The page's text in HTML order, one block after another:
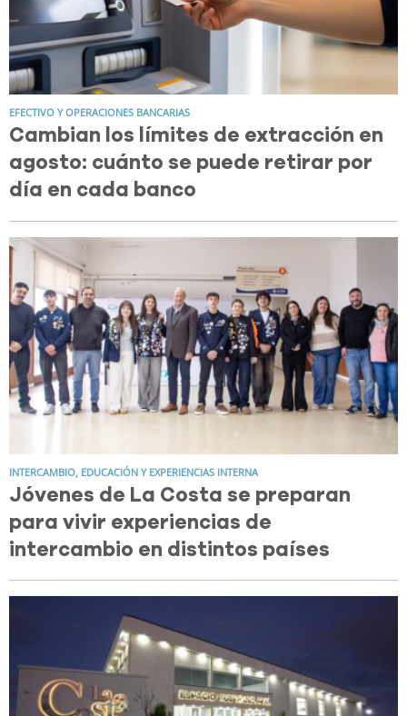
EFECTIVO Y OPERACIONES BANCARIAS
Cambian los límites de extracción en
agosto: cuánto se puede retirar por
día en cada banco
INTERCAMBIO, EDUCACIÓN Y EXPERIENCIAS INTERNA
Jóvenes de La Costa se preparan
para vivir experiencias de
intercambio en distintos países